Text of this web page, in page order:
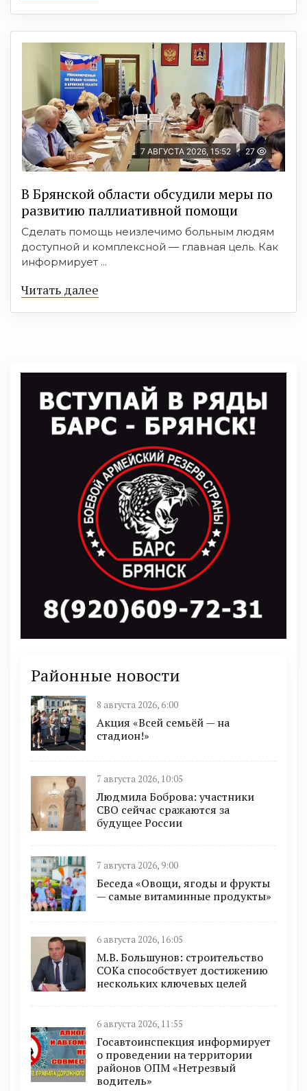
7 АВГУСТА 2026, 15:52 27
В Брянской области обсудили меры по
развитию паллиативной помощи
Сделать помощь неизлечимо больным людям
доступной и комплексной — главная цель. Как
информирует ...
Читать далее
Районные новости
8 августа 2026, 6:00
Акция «Всей семьёй — на
стадион!»
7 августа 2026, 10:05
Людмила Боброва: участники
СВО сейчас сражаются за
будущее России
7 августа 2026, 9:00
Беседа «Овощи, ягоды и фрукты
— самые витаминные продукты»
6 августа 2026, 16:05
М.В. Большунов: строительство
СОКа способствует достижению
нескольких ключевых целей
6 августа 2026, 11:55
Госавтоинспекция информирует
о проведении на территории
районов ОПМ «Нетрезвый
водитель»